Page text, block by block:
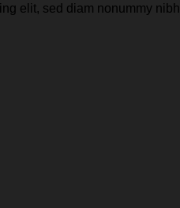
elit, sed diam nonummy nibh